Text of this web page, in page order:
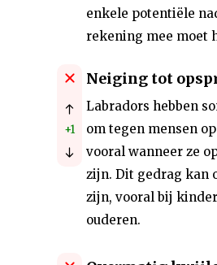
enkele potentiële
rekening mee moet
+1
Neiging tot
Labradors hebben
om tegen mensen
vooral wanneer ze
zijn. Dit gedrag kan
zijn, vooral bij
ouderen.